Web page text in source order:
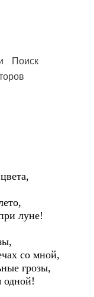
Поиск
луне!
со мной,
грозы,
одной!